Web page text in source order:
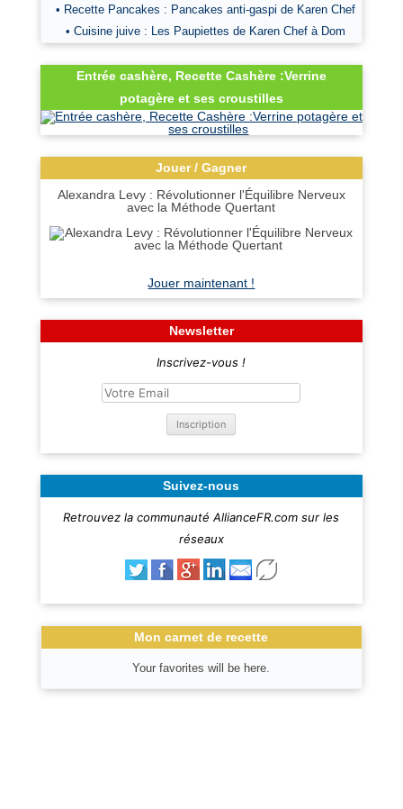
• Recette Pancakes : Pancakes anti-gaspi de Karen Chef
• Cuisine juive : Les Paupiettes de Karen Chef à Dom
Entrée cashère, Recette Cashère :Verrine
potagère et ses croustilles
Jouer / Gagner
Alexandra Levy : Révolutionner l'Équilibre Nerveux
avec la Méthode Quertant
Jouer maintenant !
Newsletter
Inscrivez-vous !
Suivez-nous
Retrouvez la communauté AllianceFR.com sur les
réseaux
Mon carnet de recette
Your favorites will be here.